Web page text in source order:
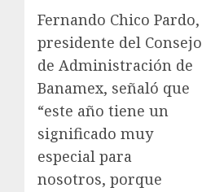
Fernando Chico Pardo,
presidente del Consejo
de Administración de
Banamex, señaló que
“este año tiene un
significado muy
especial para
nosotros, porque